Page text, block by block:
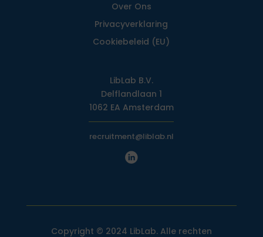
Over Ons
Privacy­verklaring
Cookiebeleid (EU)
LibLab B.V.
Delflandlaan 1
1062 EA Amsterdam
recruitment@liblab.nl
Copyright © 2024 LibLab. Alle rechten